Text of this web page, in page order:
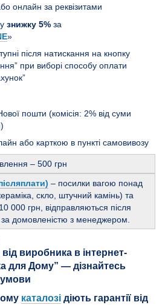
онлайн за реквізитами
знижку 5% за
»
після натискання на кнопку
при виборі способу оплати
пошти (комісія: 2% від суми
або карткою в пункті самовивозу
– 500 грн
– посилки вагою понад
скло, штучний камінь) та
000 грн, відправляються після
домовленістю з менеджером.
каталозі діють гарантії від